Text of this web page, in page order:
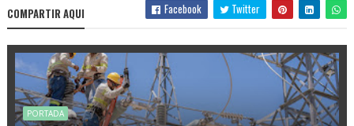
COMPARTIR AQUI Facebook Twitter
PORTADA